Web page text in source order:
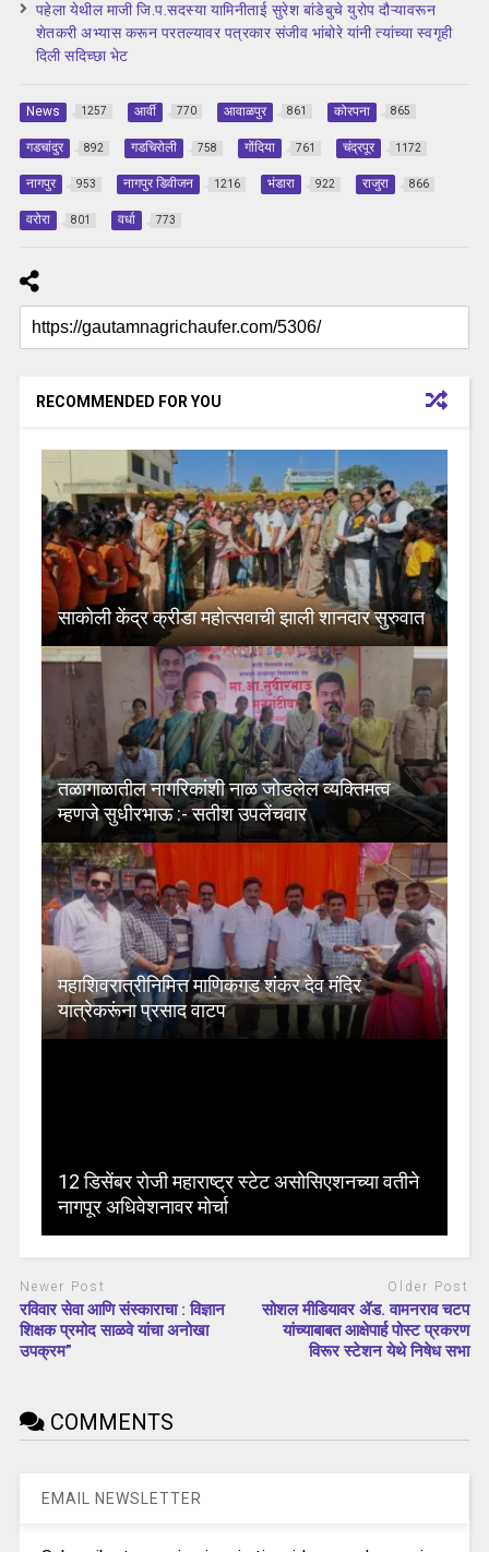
पहेला येथील माजी जि.प.सदस्या यामिनीताई सुरेश बांडेबुचे युरोप दौऱ्यावरून
शेतकरी अभ्यास करून परतल्यावर पत्रकार संजीव भांबोरे यांनी त्यांच्या स्वगृही
दिली सदिच्छा भेट
News 1257 आर्वी 770 आवाळपुर 861 कोरपना 865
गडचांदुर 892 गडचिरोली 758 गोंदिया 761 चंद्रपूर 1172
नागपुर 953 नागपुर डिवीजन 1216 भंडारा 922 राजुरा 866
वरोरा 801 वर्धा 773
RECOMMENDED FOR YOU
साकोली केंद्र क्रीडा महोत्सवाची झाली शानदार सुरुवात
तळागाळातील नागरिकांशी नाळ जोडलेल व्यक्तिमत्व
म्हणजे सुधीरभाऊ :- सतीश उपलेंचवार
महाशिवरात्रीनिमित्त माणिकगड शंकर देव मंदिर
यात्रेकरूंना प्रसाद वाटप
12 डिसेंबर रोजी महाराष्ट्र स्टेट असोसिएशनच्या वतीने
नागपूर अधिवेशनावर मोर्चा
Newer Post
रविवार सेवा आणि संस्काराचा : विज्ञान
शिक्षक प्रमोद साळवे यांचा अनोखा
उपक्रम”
Older Post
सोशल मीडियावर ॲड. वामनराव चटप
यांच्याबाबत आक्षेपार्ह पोस्ट प्रकरण
विरूर स्टेशन येथे निषेध सभा
COMMENTS
EMAIL NEWSLETTER